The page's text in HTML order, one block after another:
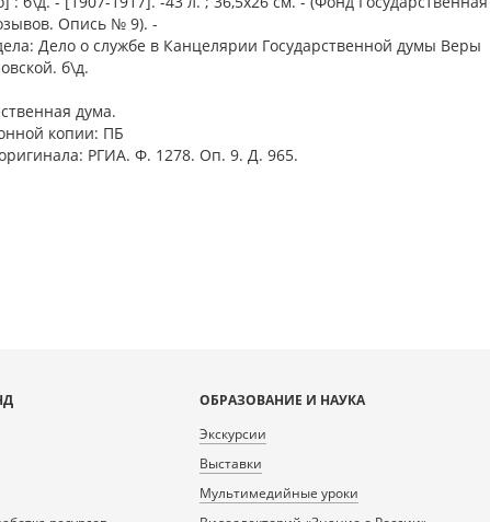
Опись № 9). -
Дело о службе в Канцелярии Государственной думы Веры
б\д.
дума.
копии: ПБ
РГИА. Ф. 1278. Оп. 9. Д. 965.
ОБРАЗОВАНИЕ И НАУКА
Экскурсии
Выставки
Мультимедийные уроки